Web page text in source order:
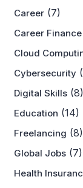
Career (7)
Career Finance
Cloud
Cybersecurity
Digital Skills (8)
Education (14)
Freelancing (8)
Global Jobs (7)
Health